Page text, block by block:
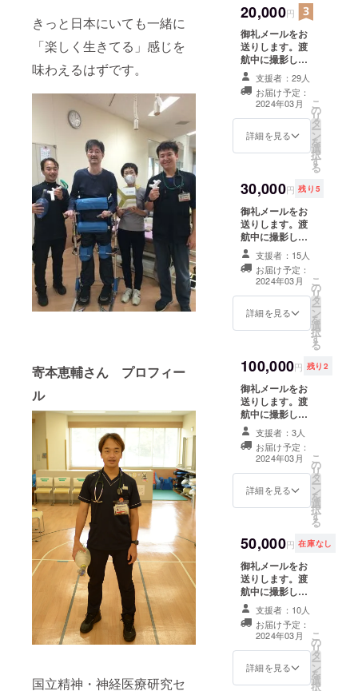
きっと日本にいても一緒に
「楽しく生きてる」感じを
味わえるはずです。
寄本恵輔さん プロフィー
ル
国立精神・神経医療研究セ
学会で実際に発
表したスライド
（PDF）と
HeatyPresenter
を使用したプレ
ゼンビデオ（7分
程度）をご共有
します。 ※備考
欄に「スペシャ
に掲載するお名
前をご記入くだ
20,000円
御礼メールをお
送りします。渡
航中に撮影した
記録写真5枚を
データでお送り
します。渡航報
告書（PDF）を
お送りします。
報告書の「スペ
学会で実際に発
表したスライド
（PDF）と
HeatyPresenter
を使用したプレ
ゼンビデオ（7分
程度）をご共有
します。出張報
告会イベント
にご招待します
（2024年1月〜3
90分程度の予定
です。日程が合
わない方には録
画をご共有しま
す）。 ※備考欄
に「スペシャル
サンクス」欄に
掲載するお名前
をご記入くださ
支援者：29人
お届け予定：
2024年03月
詳細を見る
こ
の
リ
タ
ー
ン
を
選
択
す
る
30,000円 残り5
御礼メールをお
送りします。渡
航中に撮影した
記録写真5枚を
データでお送り
します。渡航報
告書（PDF）を
お送りします。
報告書の「スペ
学会で実際に発
表したスライド
（PDF）と
HeatyPresenter
を使用したプレ
ゼンビデオ（7分
程度）をご共有
します。出張報
告会イベント
にご招待します
（2024年1月〜3
実施予定です。
追って日程調整
のご連絡をいた
します）。 ※備
考欄に「スペ
シャルサンク
ス」欄に掲載す
るお名前をご記
入ください。
支援者：15人
お届け予定：
2024年03月
詳細を見る
こ
の
リ
タ
ー
ン
を
選
択
す
る
100,000円 残り2
御礼メールをお
送りします。渡
航中に撮影した
記録写真5枚を
データでお送り
します。渡航報
告書（PDF）を
お送りします。
報告書の「スペ
学会で実際に発
表したスライド
（PDF）と
HeatyPresenter
を使用したプレ
ゼンビデオ（7分
程度）をご共有
します。髙野元
との個別でのオ
談を実施いたし
ます（Zoomで1
支援者：3人
お届け予定：
2024年03月
詳細を見る
こ
の
リ
タ
ー
ン
を
選
択
す
る
50,000円 在庫なし
御礼メールをお
送りします。渡
航中に撮影した
記録写真5枚を
データでお送り
します。渡航報
告書（PDF）を
お送りします。
報告書の「スペ
支援者：10人
お届け予定：
2024年03月
詳細を見る
こ
の
リ
タ
ー
ン
を
選
択